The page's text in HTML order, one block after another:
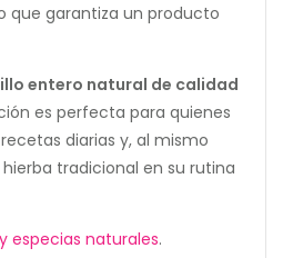
que garantiza un producto
entero natural de calidad
es perfecta para quienes
diarias y, al mismo
tradicional en su rutina
especias naturales.